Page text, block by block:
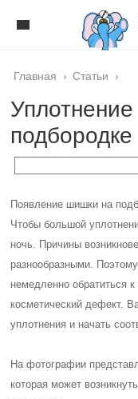
Главная › Статьи ›
подбородке
Появление шишки на
Чтобы большой
ночь. Причины
разнообразными.
немедленно обратиться
косметический дефект.
уплотнения и начать
На фотографии
которая может